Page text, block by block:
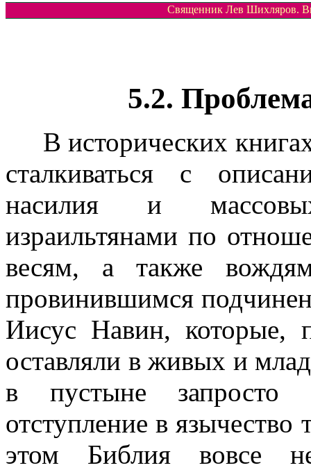
Священник Лев Шихляров.
5.2.
В исторических
сталкиваться с
насилия и
израильтянами по
весям, а также
провинившимся
Иисус Навин, которые,
оставляли в живых и
в пустыне запросто
отступление в язычество
этом Библия вовсе